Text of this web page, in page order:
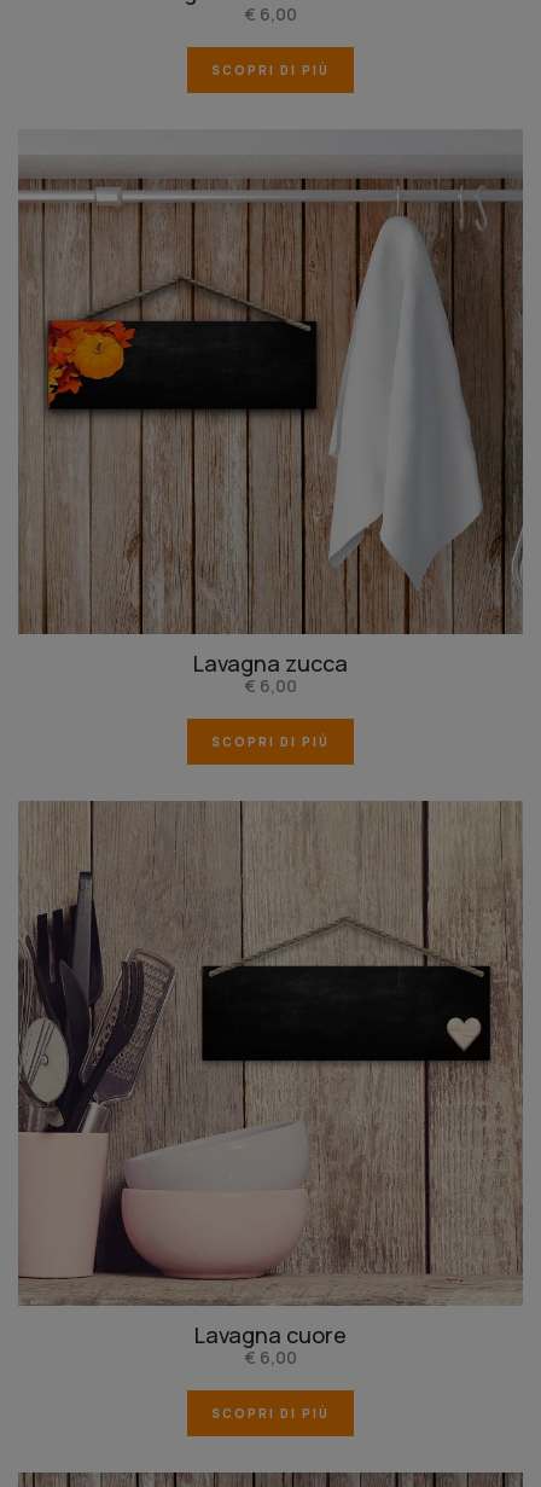
€ 6,00
SCOPRI DI PIÙ
Lavagna zucca
€ 6,00
SCOPRI DI PIÙ
Lavagna cuore
€ 6,00
SCOPRI DI PIÙ